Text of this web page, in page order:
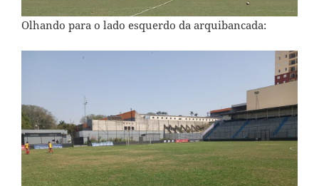
Olhando para o lado esquerdo da arquibancada: